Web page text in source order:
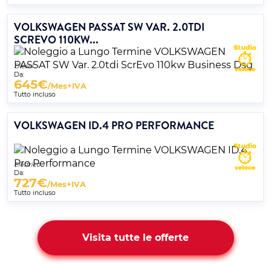
VOLKSWAGEN PASSAT SW VAR. 2.0TDI
SCREVO 110KW...
Diesel
Da:
645€/Mes+IVA
Tutto incluso
VOLKSWAGEN ID.4 PRO PERFORMANCE
Elettrico
Da:
727€/Mes+IVA
Tutto incluso
Visita tutte le offerte